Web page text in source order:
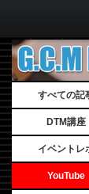
すべての記
DTM講座
イベントレ
YouTube